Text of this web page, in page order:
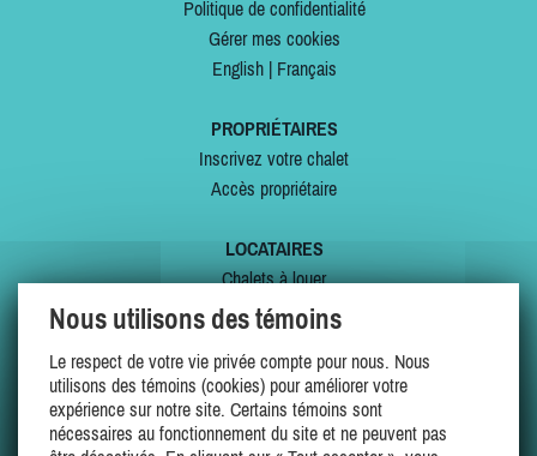
Politique de confidentialité
Gérer mes cookies
English| Français
PROPRIÉTAIRES
Inscrivez votre chalet
Accès propriétaire
LOCATAIRES
Chalets à louer
Chalets à vendre
Offres spéciales
Mes favoris
Nous utilisons des témoins
Le respect de votre vie privée compte pour nous. Nous
utilisons des témoins (cookies) pour améliorer votre
expérience sur notre site. Certains témoins sont
nécessaires au fonctionnement du site et ne peuvent pas